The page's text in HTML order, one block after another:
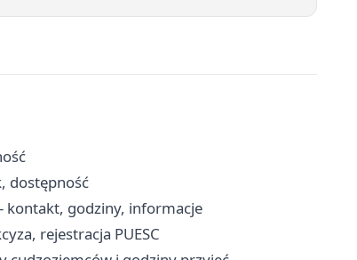
dostępność
kontakt, godziny, informacje
rejestracja PUESC